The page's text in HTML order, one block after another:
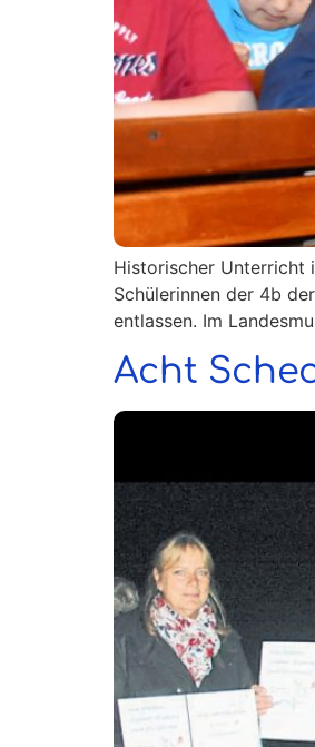
Historischer Unterricht
Schülerinnen der 4b
entlassen. Im
Acht